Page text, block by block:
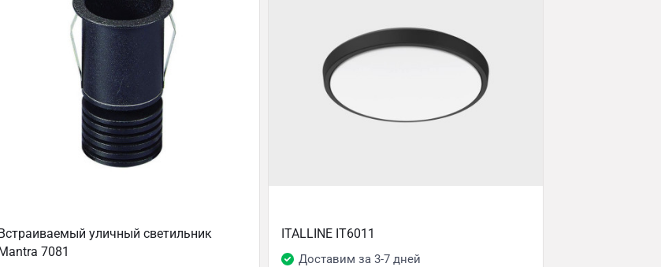
уличный светильник
7081
ITALLINE IT6011
Доставим за 3-7 дней